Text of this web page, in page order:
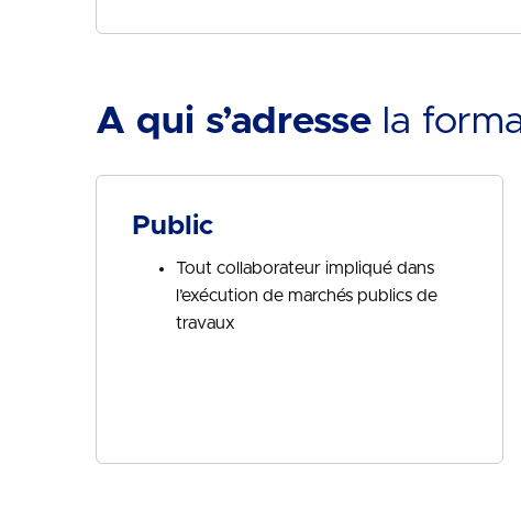
A qui s’adresse la
Public
Tout collaborateur impliqué dans
l’exécution de marchés publics de
travaux